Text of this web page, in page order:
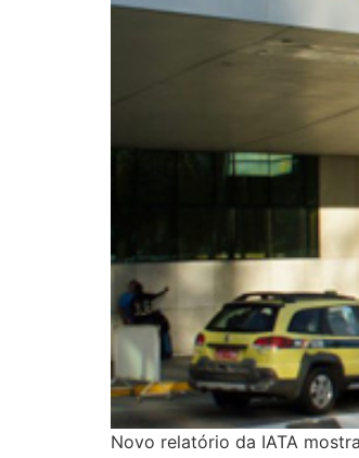
Novo relatório da IATA